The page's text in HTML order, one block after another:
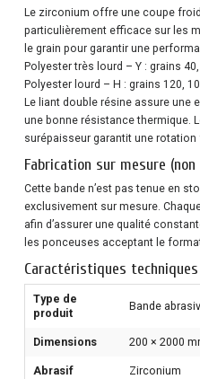
Le zirconium offre une coupe
particulièrement efficace sur les
le grain pour garantir une
Polyester très lourd – Y : grains
Polyester lourd – H : grains 120,
Le liant double résine assure une
une bonne résistance thermique.
surépaisseur garantit une
Fabrication sur mesure
Cette bande n’est pas tenue en
exclusivement sur mesure.
afin d’assurer une qualité
les ponceuses acceptant le
Caractéristiques techniques
Type de
produit
Bande
Dimensions 200 × 2000
Abrasif Zirconium